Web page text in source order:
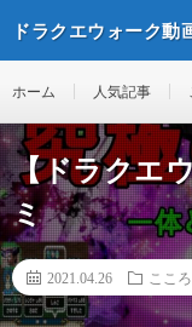
ドラクエウォーク動
ホーム 人気記事
【ドラクエ
ミ
2021.04.26 こころ